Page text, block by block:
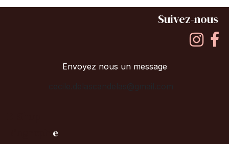
Suivez-nous
Envoyez nous un message
e